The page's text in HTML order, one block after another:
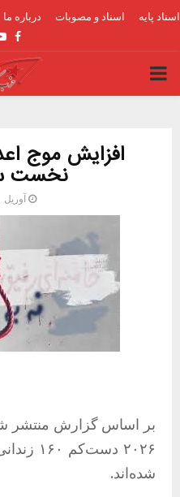
اسناد پایه اسناد و مصوبات درباره ما
PRIMARY
افزایش موج
نخست سال
آوریل 1, 2026
بر اساس گزارش منتشر
۲۰۲۶
شده‌اند.